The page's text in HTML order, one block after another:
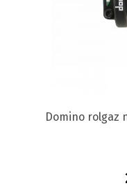
Domino rolgaz